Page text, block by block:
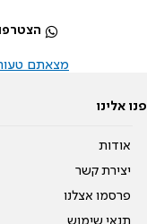
מצאתם טעות
פנו אלינו
אודות
יצירת קשר
פרסמו אצלנו
תנאי שימוש